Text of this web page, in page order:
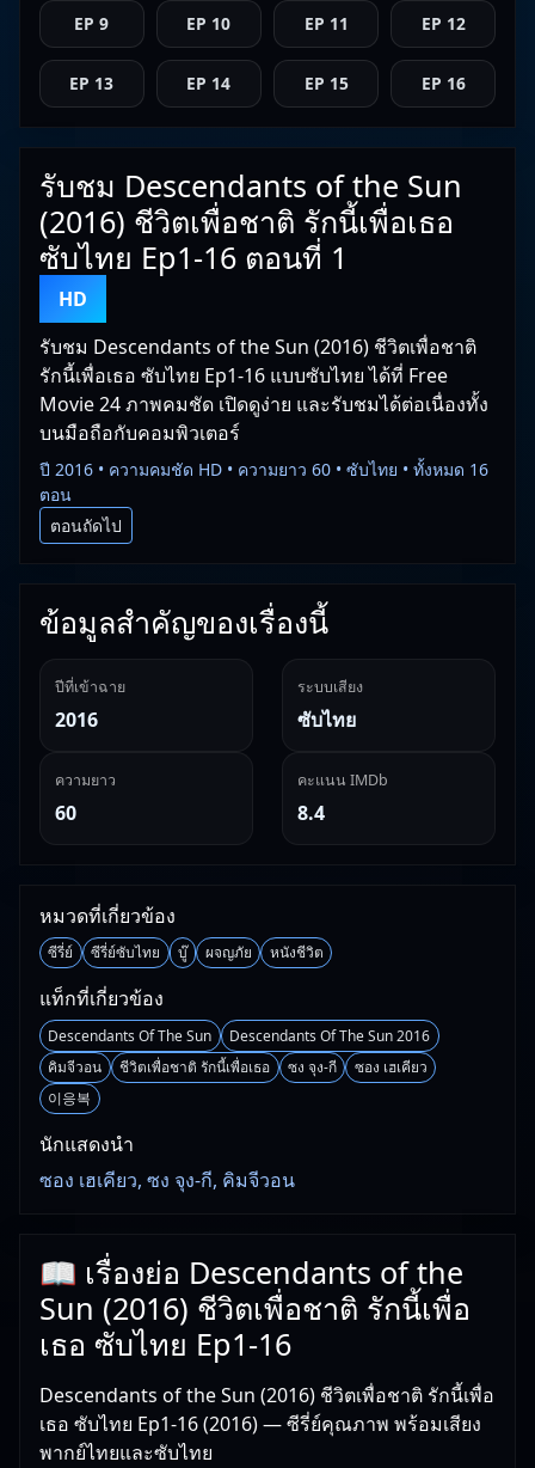
EP 9 EP 10 EP 11 EP 12
EP 13 EP 14 EP 15 EP 16
รับชม Descendants of the Sun
(2016) ชีวิตเพื่อชาติ รักนี้เพื่อเธอ
ซับไทย Ep1-16 ตอนที่ 1
HD
รับชม Descendants of the Sun (2016) ชีวิตเพื่อชาติ
รักนี้เพื่อเธอ ซับไทย Ep1-16 แบบซับไทย ได้ที่ Free
Movie 24 ภาพคมชัด เปิดดูง่าย และรับชมได้ต่อเนื่องทั้ง
บนมือถือกับคอมพิวเตอร์
ปี 2016 • ความคมชัด HD • ความยาว 60 • ซับไทย • ทั้งหมด 16
ตอน
ตอนถัดไป
ข้อมูลสำคัญของเรื่องนี้
ปีที่เข้าฉาย
2016
ระบบเสียง
ซับไทย
ความยาว
60
คะแนน IMDb
8.4
หมวดที่เกี่ยวข้อง
ซีรี่ย์ ซีรี่ย์ซับไทย บู๊ ผจญภัย หนังชีวิต
แท็กที่เกี่ยวข้อง
Descendants Of The Sun
Descendants Of The Sun 2016
คิมจีวอน
ชีวิตเพื่อชาติ รักนี้เพื่อเธอ ซง จุง-กี
ซอง เฮเคียว
이응복
นักแสดงนำ
ซอง เฮเคียว, ซง จุง-กี, คิมจีวอน
📖 เรื่องย่อ Descendants of the
Sun (2016) ชีวิตเพื่อชาติ รักนี้เพื่อ
เธอ ซับไทย Ep1-16
Descendants of the Sun (2016) ชีวิตเพื่อชาติ รักนี้เพื่อ
เธอ ซับไทย Ep1-16 (2016) — ซีรี่ย์คุณภาพ พร้อมเสียง
พากย์ไทยและซับไทย